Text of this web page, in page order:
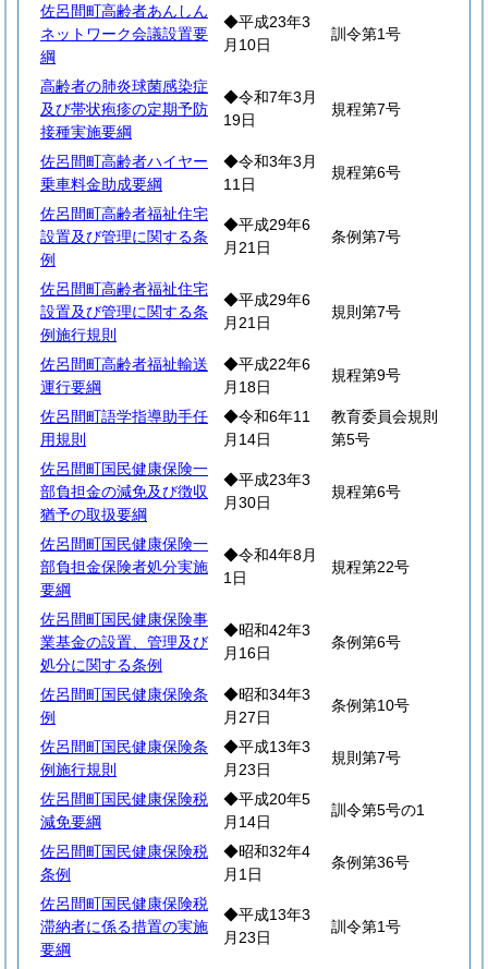
佐呂間町高齢者あんしん
ネットワーク会議設置要
綱
◆平成23年3
月10日
訓令第1号
高齢者の肺炎球菌感染症
及び帯状疱疹の定期予防
接種実施要綱
◆令和7年3月
19日
規程第7号
佐呂間町高齢者ハイヤー
乗車料金助成要綱
◆令和3年3月
11日
規程第6号
佐呂間町高齢者福祉住宅
設置及び管理に関する条
例
◆平成29年6
月21日
条例第7号
佐呂間町高齢者福祉住宅
設置及び管理に関する条
例施行規則
◆平成29年6
月21日
規則第7号
佐呂間町高齢者福祉輸送
運行要綱
◆平成22年6
月18日
規程第9号
佐呂間町語学指導助手任
用規則
◆令和6年11
月14日
教育委員会規則
第5号
佐呂間町国民健康保険一
部負担金の減免及び徴収
猶予の取扱要綱
◆平成23年3
月30日
規程第6号
佐呂間町国民健康保険一
部負担金保険者処分実施
要綱
◆令和4年8月
1日
規程第22号
佐呂間町国民健康保険事
業基金の設置、管理及び
処分に関する条例
◆昭和42年3
月16日
条例第6号
佐呂間町国民健康保険条
例
◆昭和34年3
月27日
条例第10号
佐呂間町国民健康保険条
例施行規則
◆平成13年3
月23日
規則第7号
佐呂間町国民健康保険税
減免要綱
◆平成20年5
月14日
訓令第5号の1
佐呂間町国民健康保険税
条例
◆昭和32年4
月1日
条例第36号
佐呂間町国民健康保険税
滞納者に係る措置の実施
要綱
◆平成13年3
月23日
訓令第1号